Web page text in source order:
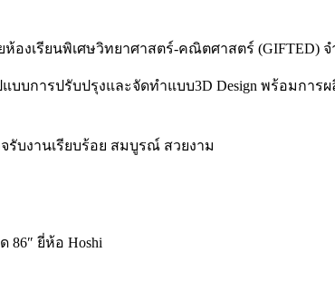
องเรียนพิเศษวิทยาศาสตร์-คณิตศาสตร์ (GIFTED)
การปรับปรุงและจัดทำแบบ3D Design พร้อมการผ
บงานเรียบร้อย สมบูรณ์ สวยงาม
86″ ยี่ห้อ Hoshi